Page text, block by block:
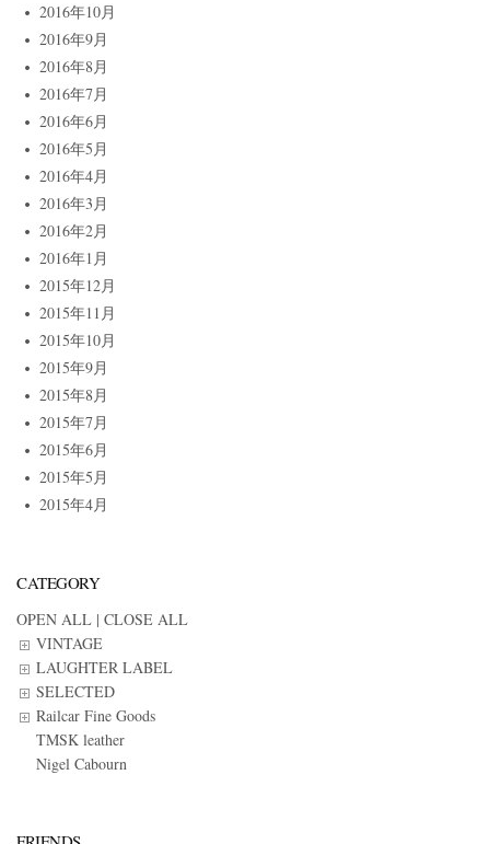
2016年10月
2016年9月
2016年8月
2016年7月
2016年6月
2016年5月
2016年4月
2016年3月
2016年2月
2016年1月
2015年12月
2015年11月
2015年10月
2015年9月
2015年8月
2015年7月
2015年6月
2015年5月
2015年4月
CATEGORY
OPEN ALL | CLOSE ALL
VINTAGE
LAUGHTER LABEL
SELECTED
Railcar Fine Goods
TMSK leather
Nigel Cabourn